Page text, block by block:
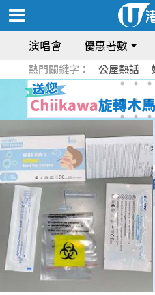
演唱會 優惠著數
熱門關鍵字： 公屋熱話